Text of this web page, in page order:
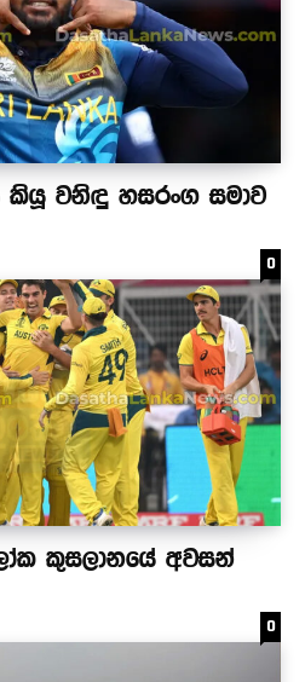
වනිඳු හසරංග සමාව
0
කුසලානයේ අවසන්
0